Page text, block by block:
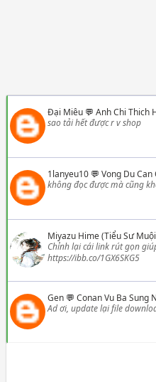
Đại Miêu💬 Anh Chi Thich
sao tải hết được r v shop
1lanyeu10💬 Vong Du Can
không đọc được mà cũng
Miyazu Hime (Tiểu Sư
Chỉnh lại cái link rút gọn
https://ibb.co/1GX6SKG5
Gen💬 Conan Vu Ba Sung
Ad ơi, update lại file